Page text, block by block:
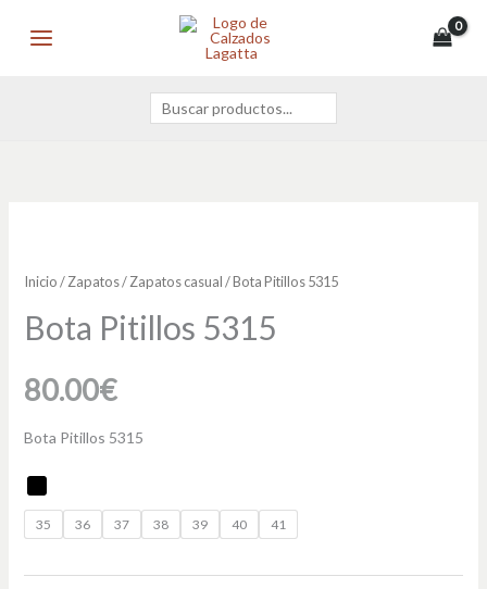
Buscar
Inicio/Zapatos/Zapatos casual/ Bota Pitillos 5315
Bota Pitillos 5315
80.00€
Bota Pitillos 5315
35 36 37 38 39 40 41
5315